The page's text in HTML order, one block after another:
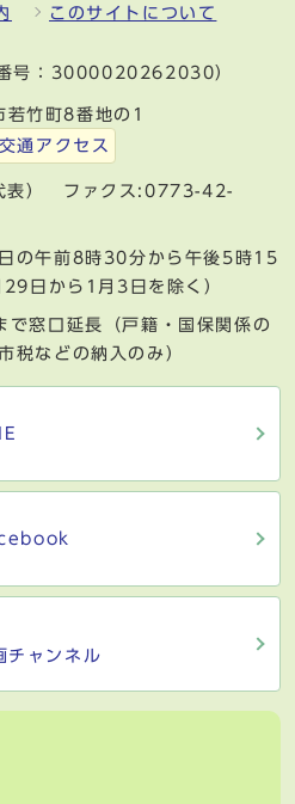
このサイトについて
番号：3000020262030）
竹町8番地の1
交通アクセス
表） ファクス:0773-42-
の午前8時30分から午後5時15
日から1月3日を除く）
で窓口延長（戸籍・国保関係の
税などの納入のみ）
チャンネル